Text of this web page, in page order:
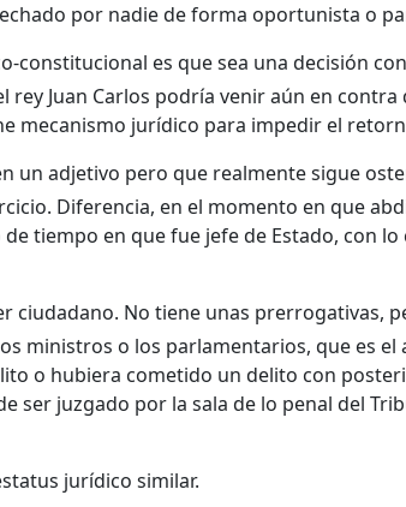
por nadie de forma oportunista o
constitucional es que sea una decisión
Juan Carlos podría venir aún en contra
mecanismo jurídico para impedir el
un adjetivo pero que realmente sigue
Diferencia, en el momento en que
tiempo en que fue jefe de Estado, con lo
ciudadano. No tiene unas prerrogativas,
ministros o los parlamentarios, que es el
o hubiera cometido un delito con
ser juzgado por la sala de lo penal del
jurídico similar.